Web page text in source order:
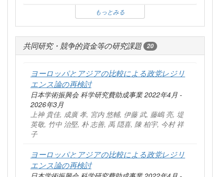
もっとみる
共同研究・競争的資金等の研究課題 20
ヨーロッパとアジアの比較による政党レジリ
エンス論の再検討
日本学術振興会 科学研究費助成事業 2022年4月 -
2026年3月
上神 貴佳, 成廣 孝, 宮内 悠輔, 伊藤 武, 藤嶋 亮, 堤
英敬, 竹中 治堅, 朴 志善, 禹 隠喜, 陳 柏宇, 今村 祥
子
ヨーロッパとアジアの比較による政党レジリ
エンス論の再検討